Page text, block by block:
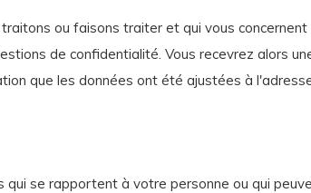
ou faisons traiter et qui vous
de confidentialité. Vous recevrez alors
que les données ont été ajustées à
se rapportent à votre personne ou qui